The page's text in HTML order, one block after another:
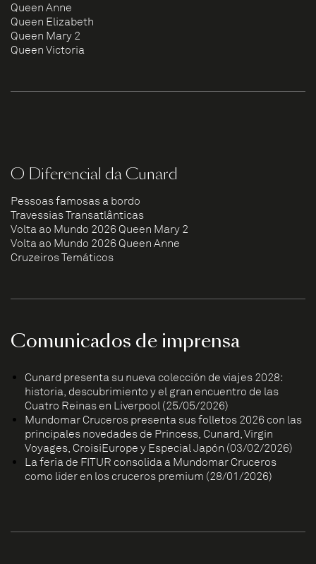
Queen Anne
Queen Elizabeth
Queen Mary 2
Queen Victoria
O Diferencial da Cunard
Pessoas famosas a bordo
Travessias Transatlânticas
Volta ao Mundo 2026 Queen Mary 2
Volta ao Mundo 2026 Queen Anne
Cruzeiros Temáticos
Comunicados de imprensa
Cunard presenta su nueva colección de viajes 2028:
historia, descubrimiento y el gran encuentro de las
Cuatro Reinas en Liverpool (25/05/2026)
Mundomar Cruceros presenta sus folletos 2026 con las
principales novedades de Princess, Cunard, Virgin
Voyages, CroisiEurope y Especial Japón (03/02/2026)
La feria de FITUR consolida a Mundomar Cruceros
como líder en los cruceros premium (28/01/2026)